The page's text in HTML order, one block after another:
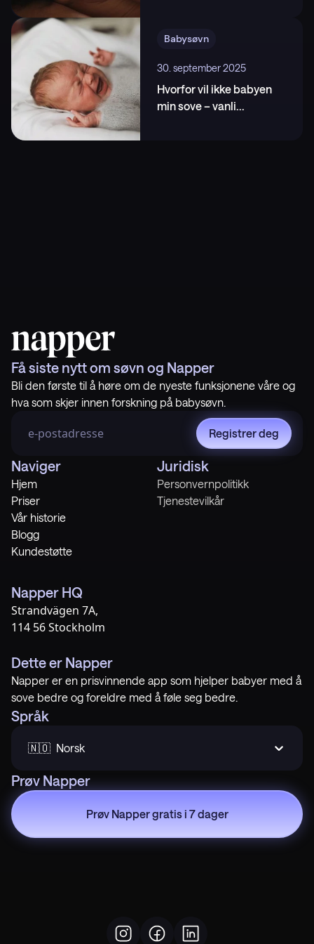
promote sleep in crying infants utilizing the
transport response. Curr Biol. 2022 Oct
24;32(20):4521-4529.e4. ,
https://www.cell.com/current-biology/fulltext/S096
0-9822(22)01363-X
Babysøvn
30. september 2025
Hvorfor vil ikke babyen
min sove – vanli...
Få siste nytt om søvn og Napper
Bli den første til å høre om de nyeste funksjonene våre og
hva som skjer innen forskning på babysøvn.
Registrer deg
Naviger
Hjem
Priser
Vår historie
Blogg
Kundestøtte
Juridisk
Personvernpolitikk
Tjenestevilkår
Napper HQ
Strandvägen 7A,
114 56 Stockholm
Dette er Napper
Napper er en prisvinnende app som hjelper babyer med å
sove bedre og foreldre med å føle seg bedre.
Språk
🇳🇴  Norsk
Prøv Napper
Prøv Napper gratis i 7 dager